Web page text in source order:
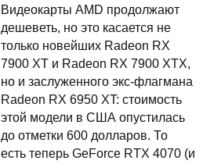
Видеокарты AMD продолжают
дешеветь, но это касается не
только новейших Radeon RX
7900 XT и Radeon RX 7900 XTX,
но и заслуженного экс-флагмана
Radeon RX 6950 XT: стоимость
этой модели в США опустилась
до отметки 600 долларов. То
есть теперь GeForce RTX 4070 (и